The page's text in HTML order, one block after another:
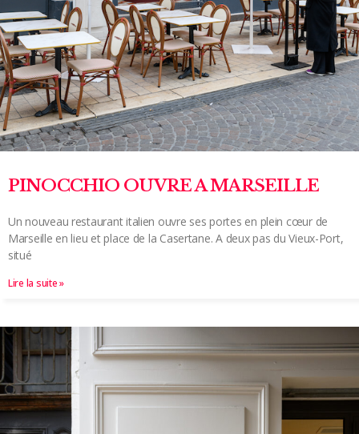
PINOCCHIO OUVRE A MARSEILLE
Un nouveau restaurant italien ouvre ses portes en plein cœur de
Marseille en lieu et place de la Casertane. A deux pas du Vieux-Port,
situé
Lire la suite »